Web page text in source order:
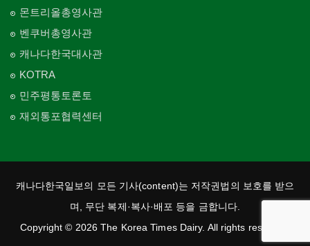
몬트리올총영사관
벤쿠버총영사관
캐나다한국대사관
KOTRA
민주평통토론토
재외통포협력센터
캐나다한국일보의 모든 기사(content)는 저작권법의 보호를 받으
며, 무단 복제·복사·배포 등을 금합니다.
Copyright © 2026 The Korea Times Dairy. All rights reserved.